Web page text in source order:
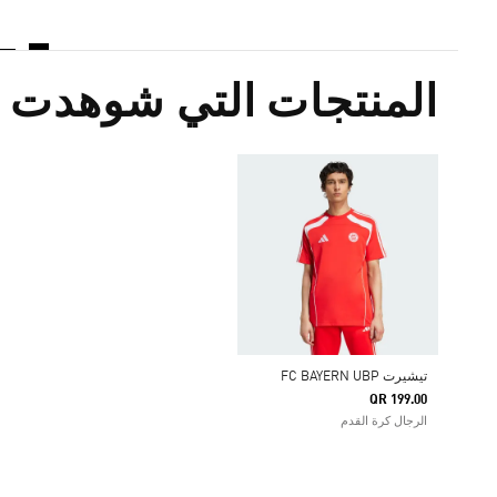
المنتجات التي شوهدت
تيشيرت FC BAYERN UBP
QR 199.00
الرجال كرة القدم